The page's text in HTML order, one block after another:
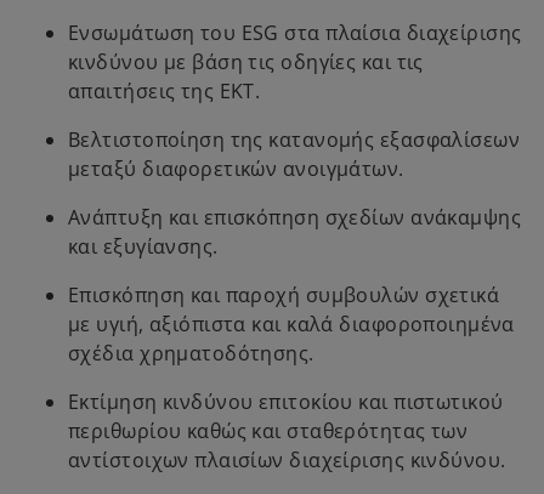
Ενσωμάτωση του ESG στα πλαίσια διαχείρισης
κινδύνου με βάση τις οδηγίες και τις
απαιτήσεις της ΕΚΤ.
Βελτιστοποίηση της κατανομής εξασφαλίσεων
μεταξύ διαφορετικών ανοιγμάτων.
Ανάπτυξη και επισκόπηση σχεδίων ανάκαμψης
και εξυγίανσης.
Επισκόπηση και παροχή συμβουλών σχετικά
με υγιή, αξιόπιστα και καλά διαφοροποιημένα
σχέδια χρηματοδότησης.
Εκτίμηση κινδύνου επιτοκίου και πιστωτικού
περιθωρίου καθώς και σταθερότητας των
αντίστοιχων πλαισίων διαχείρισης κινδύνου.